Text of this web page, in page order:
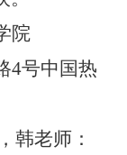
院
4号中国热
， 韩老师：